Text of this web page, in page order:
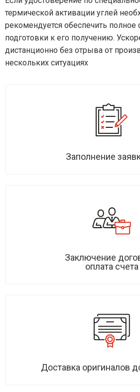
термической активации углей
рекомендуется обеспечить полное
подготовки к его получению.
дистанционно без отрыва от
нескольких ситуациях
Заполнение
Заключение
оплата счета
Доставка оригиналов